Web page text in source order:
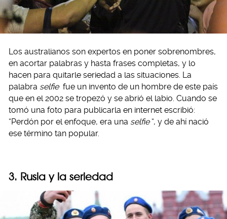
Los australianos son expertos en poner sobrenombres,
en acortar palabras y hasta frases completas, y lo
hacen para quitarle seriedad a las situaciones. La
palabra selfie fue un invento de un hombre de este país
que en el 2002 se tropezó y se abrió el labio. Cuando se
tomó una foto para publicarla en internet escribió:
“Perdón por el enfoque, era una selfie “, y de ahí nació
ese término tan popular.
3. Rusia y la seriedad